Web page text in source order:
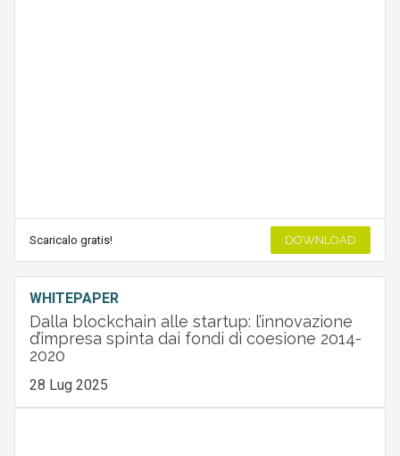
Scaricalo gratis! DOWNLOAD
WHITEPAPER
Dalla blockchain alle startup: l’innovazione
d’impresa spinta dai fondi di coesione 2014-
2020
28 Lug 2025